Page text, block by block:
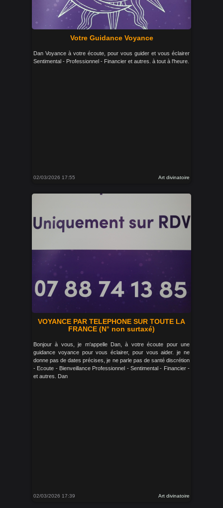
Votre Guidance Voyance
Dan Voyance à votre écoute, pour vous guider et vous éclairer
Sentimental - Professionnel - Financier et autres. à tout à l'heure.
02/03/2026 17:55 Art divinatoire
VOYANCE PAR TELEPHONE SUR TOUTE LA
FRANCE (N° non surtaxé)
Bonjour à vous, je m'appelle Dan, à votre écoute pour une
guidance voyance pour vous éclairer, pour vous aider. je ne
donne pas de dates précises, je ne parle pas de santé discrétion
- Ecoute - Bienveillance Professionnel - Sentimental - Financier -
et autres. Dan
02/03/2026 17:39 Art divinatoire